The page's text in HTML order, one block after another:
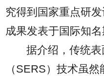
究得到国家重点研
成果发表于国际知名
据介绍，传统
（SERS）技术虽